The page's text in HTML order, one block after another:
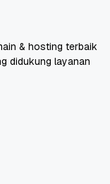
& hosting terbaik
didukung layanan